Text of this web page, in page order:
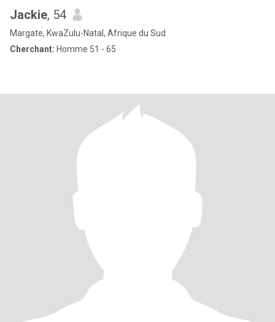
Jackie, 54
Margate, KwaZulu-Natal, Afrique du Sud
Cherchant: Homme 51 - 65